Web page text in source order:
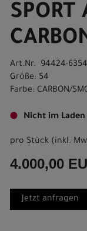
SPORT
Art.Nr. 94424-6354
Größe: 54
Farbe: CARBON/
Nicht im
pro Stück (inkl.
4.000,00
Jetzt anfragen